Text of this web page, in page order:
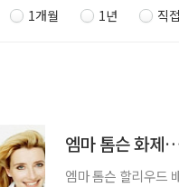
1개월 1년 직
엠마 톰슨 화제
엠마 톰슨 할리우드 배우 엠마 톰슨이 화제다. 엠마 톰슨은 지난 12일(현지시각) 열린 '제71회